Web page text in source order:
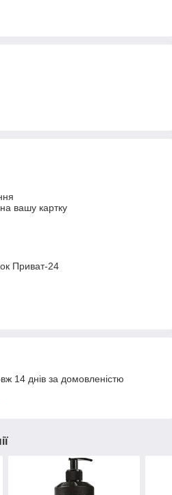
вашу картку
Приват-24
14 днів за домовленістю